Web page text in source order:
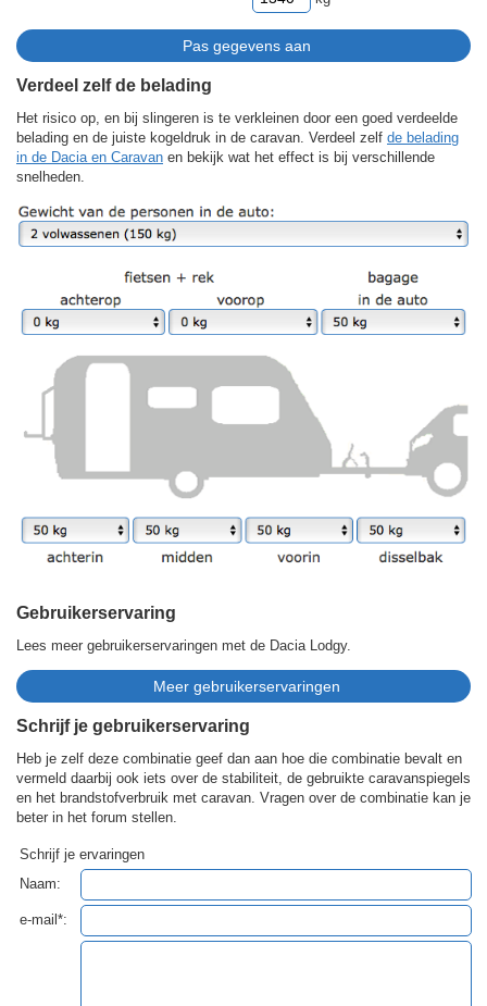
Verdeel zelf de belading
Het risico op, en bij slingeren is te verkleinen door een goed verdeelde
belading en de juiste kogeldruk in de caravan. Verdeel zelf de belading
in de Dacia en Caravan en bekijk wat het effect is bij verschillende
snelheden.
Gebruikerservaring
Lees meer gebruikerservaringen met de Dacia Lodgy.
Schrijf je gebruikerservaring
Heb je zelf deze combinatie geef dan aan hoe die combinatie bevalt en
vermeld daarbij ook iets over de stabiliteit, de gebruikte caravanspiegels
en het brandstofverbruik met caravan. Vragen over de combinatie kan je
beter in het forum stellen.
Schrijf je ervaringen
Naam:
e-mail*: